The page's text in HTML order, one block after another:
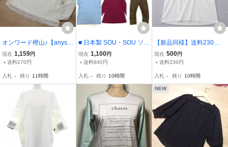
オンワード樫山♪【anysi
s】アイボリーレースカッ
トソー2M★新品同様♪
現在 1,159円
＋送料270円
入札 - 残り 11時間
■ 日本製 SOU・SOU ソウ
ソウ カットソー パンツな
ど 6点 まとめ商品 レディ
カジュアルウエア
現在 1,100円
＋送料840円
入札 - 残り 10時間
【新品同様】送料230円
★ミセス レディース 婦人
服 トップス Mサイズ オフ
レース切替 カットソー プ
ルオーバー
現在 500円
＋送料230円
入札 - 残り 10時間
NEW